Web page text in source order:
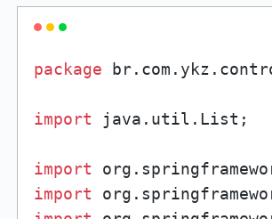
package
import java.util.List;
import
import